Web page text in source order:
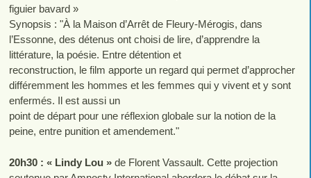
figuier bavard »
Synopsis : "À la Maison d’Arrêt de Fleury-Mérogis, dans
l’Essonne, des détenus ont choisi de lire, d’apprendre la
littérature, la poésie. Entre détention et
reconstruction, le film apporte un regard qui permet d’approcher
différemment les hommes et les femmes qui y vivent et y sont
enfermés. Il est aussi un
point de départ pour une réflexion globale sur la notion de la
peine, entre punition et amendement."
20h30 : « Lindy Lou »de Florent Vassault. Cette projection